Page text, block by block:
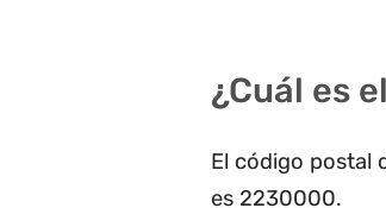
¿Cuál es
El código postal
es 2230000.